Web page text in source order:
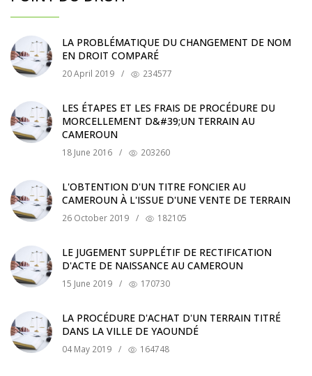
LA PROBLÉMATIQUE DU CHANGEMENT DE NOM
EN DROIT COMPARÉ
20 April 2019 / 234577
LES ÉTAPES ET LES FRAIS DE PROCÉDURE DU
MORCELLEMENT D&#39;UN TERRAIN AU
CAMEROUN
18 June 2016 / 203260
L'OBTENTION D'UN TITRE FONCIER AU
CAMEROUN À L'ISSUE D'UNE VENTE DE TERRAIN
26 October 2019 / 182105
LE JUGEMENT SUPPLÉTIF DE RECTIFICATION
D'ACTE DE NAISSANCE AU CAMEROUN
15 June 2019 / 170730
LA PROCÉDURE D'ACHAT D'UN TERRAIN TITRÉ
DANS LA VILLE DE YAOUNDÉ
04 May 2019 / 164748